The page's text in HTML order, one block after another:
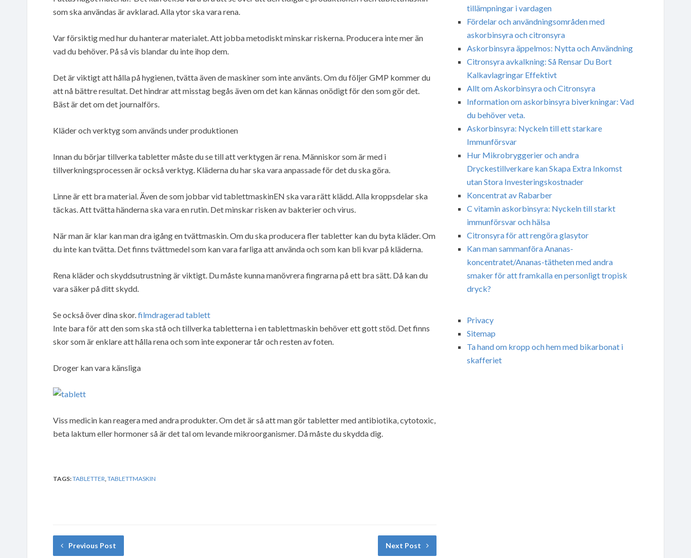
som ska användas är avklarad. Alla ytor ska vara rena.
Var försiktig med hur du hanterar materialet. Att jobba metodiskt minskar riskerna. Producera inte mer än
vad du behöver. På så vis blandar du inte ihop dem.
Det är viktigt att hålla på hygienen, tvätta även de maskiner som inte använts. Om du följer GMP kommer du
att nå bättre resultat. Det hindrar att misstag begås även om det kan kännas onödigt för den som gör det.
Bäst är det om det journalförs.
Kläder och verktyg som används under produktionen
Innan du börjar tillverka tabletter måste du se till att verktygen är rena. Människor som är med i
tillverkningsprocessen är också verktyg. Kläderna du har ska vara anpassade för det du ska göra.
Linne är ett bra material. Även de som jobbar vid tablettmaskinEN ska vara rätt klädd. Alla kroppsdelar ska
täckas. Att tvätta händerna ska vara en rutin. Det minskar risken av bakterier och virus.
När man är klar kan man dra igång en tvättmaskin. Om du ska producera fler tabletter kan du byta kläder. Om
du inte kan tvätta. Det finns tvättmedel som kan vara farliga att använda och som kan bli kvar på kläderna.
Rena kläder och skyddsutrustning är viktigt. Du måste kunna manövrera fingrarna på ett bra sätt. Då kan du
vara säker på ditt skydd.
Se också över dina skor.filmdragerad tablett
Inte bara för att den som ska stå och tillverka tabletterna i en tablettmaskin behöver ett gott stöd. Det finns
skor som är enklare att hålla rena och som inte exponerar tår och resten av foten.
Droger kan vara känsliga
Viss medicin kan reagera med andra produkter. Om det är så att man gör tabletter med antibiotika, cytotoxic,
beta laktum eller hormoner så är det tal om levande mikroorganismer. Då måste du skydda dig.
TAGS:TABLETTER TABLETTMASKIN
Previous Post Next Post
tillämpningar i vardagen
Fördelar och användningsområden med
askorbinsyra och citronsyra
Askorbinsyra äppelmos: Nytta och Användning
Citronsyra avkalkning: Så Rensar Du Bort
Kalkavlagringar Effektivt
Allt om Askorbinsyra och Citronsyra
Information om askorbinsyra biverkningar: Vad
du behöver veta.
Askorbinsyra: Nyckeln till ett starkare
Immunförsvar
Hur Mikrobryggerier och andra
Dryckestillverkare kan Skapa Extra Inkomst
utan Stora Investeringskostnader
Koncentrat av Rabarber
C vitamin askorbinsyra: Nyckeln till starkt
immunförsvar och hälsa
Citronsyra för att rengöra glasytor
Kan man sammanföra Ananas-
koncentratet/Ananas-tätheten med andra
smaker för att framkalla en personligt tropisk
dryck?
Privacy
Sitemap
Ta hand om kropp och hem med bikarbonat i
skafferiet